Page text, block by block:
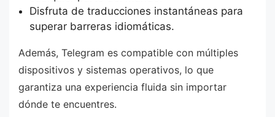
Disfruta de traducciones instantáneas para
superar barreras idiomáticas.
Además, Telegram es compatible con múltiples
dispositivos y sistemas operativos, lo que
garantiza una experiencia fluida sin importar
dónde te encuentres.